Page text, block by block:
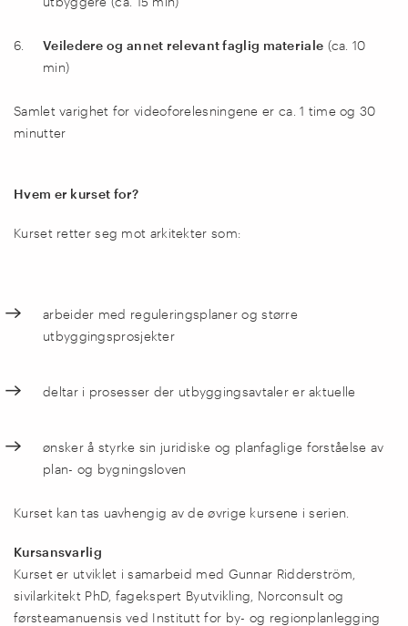
Veiledere og annet relevant faglig materiale (ca. 10
min)
Samlet varighet for videoforelesningene er ca. 1 time og 30
minutter
Hvem er kurset for?
Kurset retter seg mot arkitekter som:
arbeider med reguleringsplaner og større
utbyggingsprosjekter
deltar i prosesser der utbyggingsavtaler er aktuelle
ønsker å styrke sin juridiske og planfaglige forståelse av
plan- og bygningsloven
Kurset kan tas uavhengig av de øvrige kursene i serien.
Kursansvarlig
Kurset er utviklet i samarbeid med Gunnar Ridderström,
sivilarkitekt PhD, fagekspert Byutvikling, Norconsult og
førsteamanuensis ved Institutt for by- og regionplanlegging